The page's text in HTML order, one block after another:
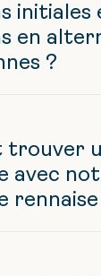
initiales
en
?
trouver
avec
rennaise